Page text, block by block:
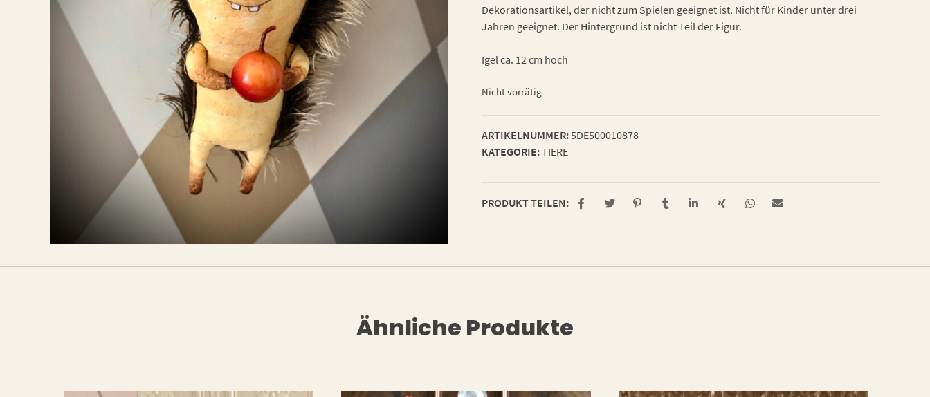
Dekorationsartikel, der nicht zum Spielen geeignet ist. Nicht für Kinder unter drei
Jahren geeignet. Der Hintergrund ist nicht Teil der Figur.
Igel ca. 12 cm hoch
Nicht vorrätig
ARTIKELNUMMER:5DE500010878
KATEGORIE:TIERE
PRODUKT TEILEN:
Ähnliche Produkte